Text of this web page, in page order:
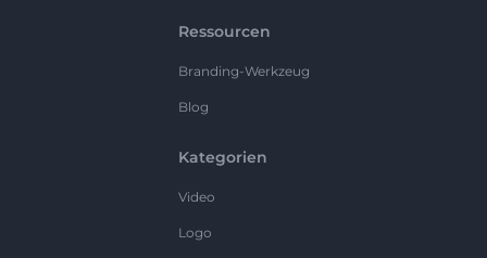
Ressourcen
Branding-Werkzeug
Blog
Kategorien
Video
Logo